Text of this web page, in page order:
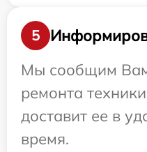
5
Мы сообщим
ремонта
доставит ее в
время.